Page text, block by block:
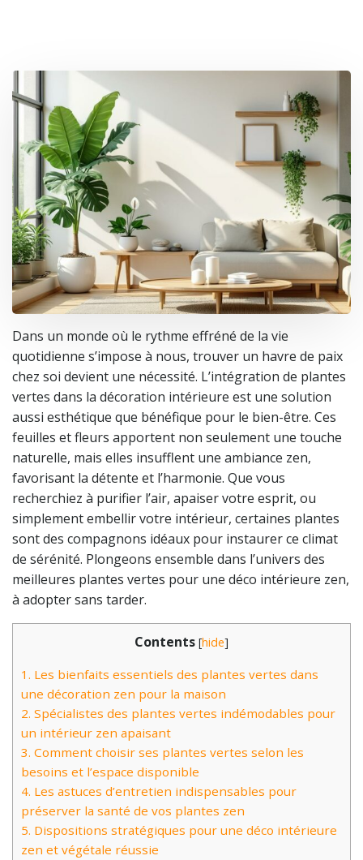
Dans un monde où le rythme effréné de la vie
quotidienne s’impose à nous, trouver un havre de paix
chez soi devient une nécessité. L’intégration de plantes
vertes dans la décoration intérieure est une solution
aussi esthétique que bénéfique pour le bien-être. Ces
feuilles et fleurs apportent non seulement une touche
naturelle, mais elles insufflent une ambiance zen,
favorisant la détente et l’harmonie. Que vous
recherchiez à purifier l’air, apaiser votre esprit, ou
simplement embellir votre intérieur, certaines plantes
sont des compagnons idéaux pour instaurer ce climat
de sérénité. Plongeons ensemble dans l’univers des
meilleures plantes vertes pour une déco intérieure zen,
à adopter sans tarder.
Contents [hide]
1. Les bienfaits essentiels des plantes vertes dans
une décoration zen pour la maison
2. Spécialistes des plantes vertes indémodables pour
un intérieur zen apaisant
3. Comment choisir ses plantes vertes selon les
besoins et l’espace disponible
4. Les astuces d’entretien indispensables pour
préserver la santé de vos plantes zen
5. Dispositions stratégiques pour une déco intérieure
zen et végétale réussie